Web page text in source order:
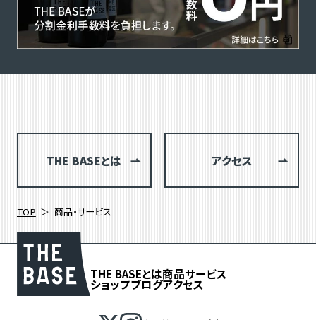
THE BASEとは アクセス
TOP 商品・サービス
THE BASEとは商品サービス
ショップブログアクセス